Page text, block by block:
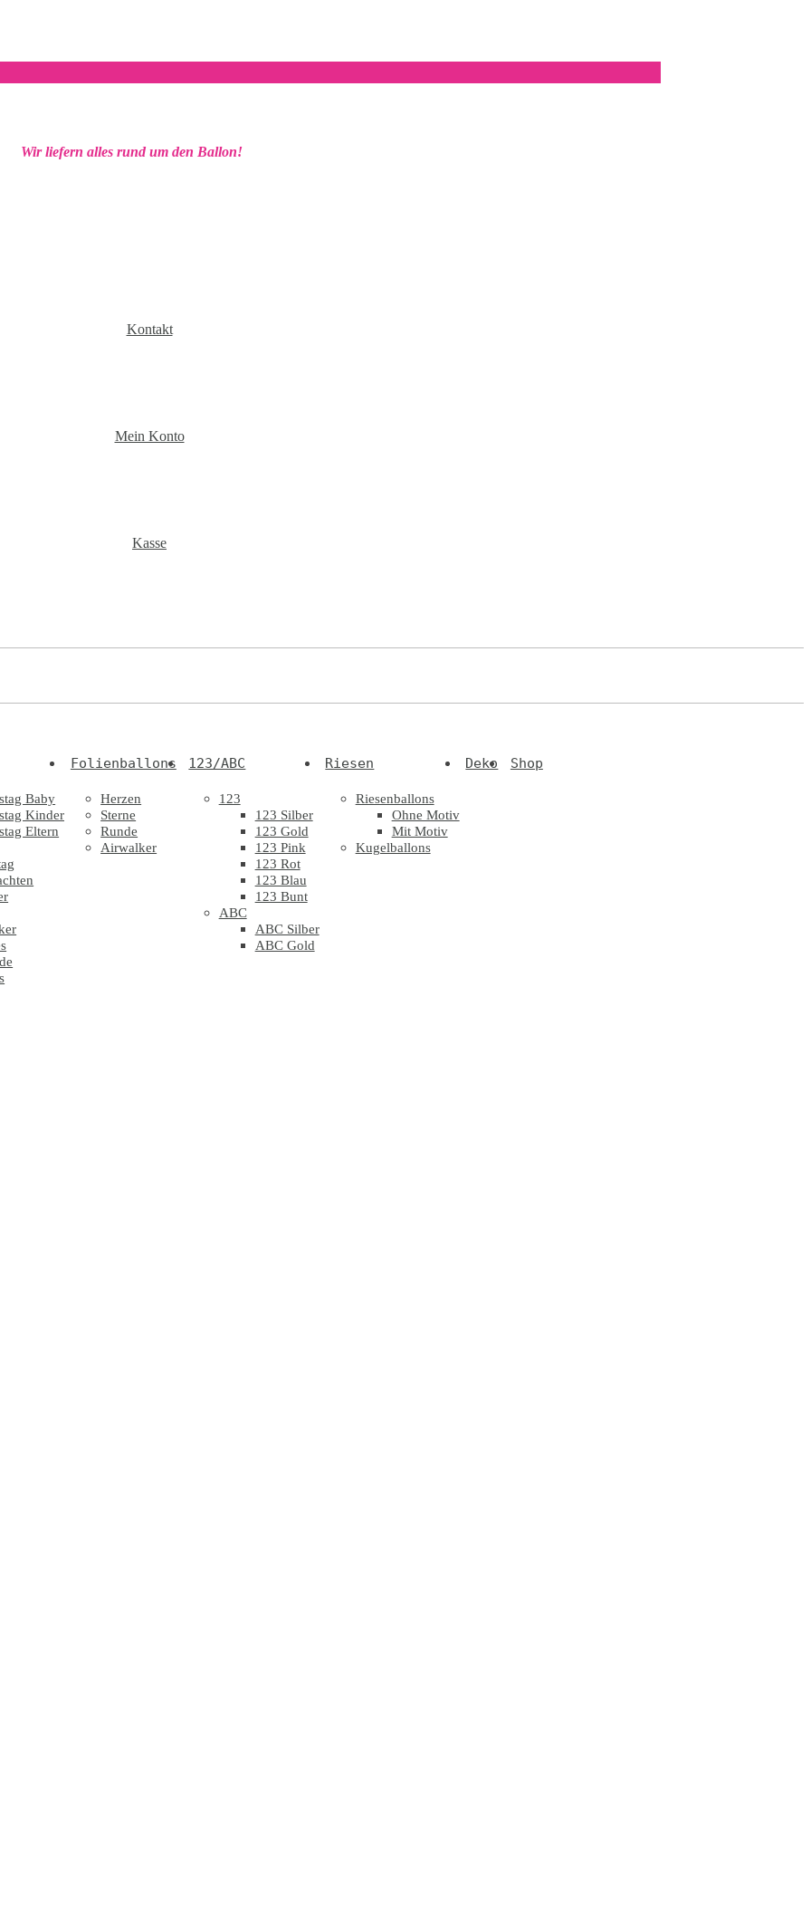
Wir liefern alles rund um den Ballon!
Kontakt
Mein Konto
Kasse
Baby
Kinder
Eltern
Folienballons
Herzen
Sterne
Runde
Airwalker
123/ABC
123
123 Silber
123 Gold
123 Pink
123 Rot
123 Blau
123 Bunt
ABC
ABC Silber
ABC Gold
Riesen
Riesenballons
Ohne Motiv
Mit Motiv
Kugelballons
Deko Shop